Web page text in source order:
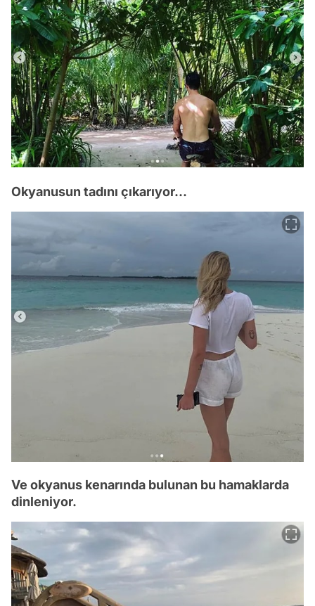
Okyanusun tadını çıkarıyor...
Ve okyanus kenarında bulunan bu hamaklarda
dinleniyor.